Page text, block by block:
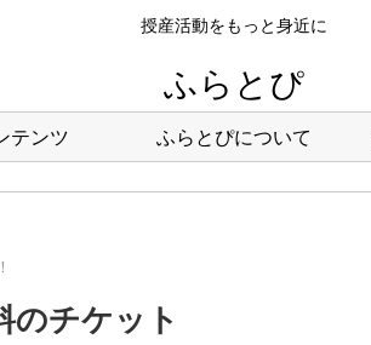
授産活動をもっと身近に
ふらとぴ
テンツ ふらとぴについて
のチケット